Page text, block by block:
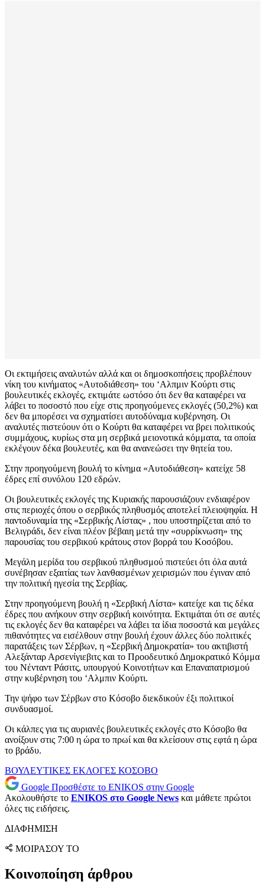
Οι εκτιμήσεις αναλυτών αλλά και οι δημοσκοπήσεις προβλέπουν
νίκη του κινήματος «Αυτοδιάθεση» του ‘Αλπμιν Κούρτι στις
βουλευτικές εκλογές, εκτιμάτε ωστόσο ότι δεν θα καταφέρει να
λάβει το ποσοστό που είχε στις προηγούμενες εκλογές (50,2%) και
δεν θα μπορέσει να σχηματίσει αυτοδύναμα κυβέρνηση. Οι
αναλυτές πιστεύουν ότι ο Κούρτι θα καταφέρει να βρει πολιτικούς
συμμάχους, κυρίως στα μη σερβικά μειονοτικά κόμματα, τα οποία
εκλέγουν δέκα βουλευτές, και θα ανανεώσει την θητεία του.
Στην προηγούμενη βουλή το κίνημα «Αυτοδιάθεση» κατείχε 58
έδρες επί συνόλου 120 εδρών.
Οι βουλευτικές εκλογές της Κυριακής παρουσιάζουν ενδιαφέρον
στις περιοχές όπου ο σερβικός πληθυσμός αποτελεί πλειοψηφία. Η
παντοδυναμία της «Σερβικής Λίστας» , που υποστηρίζεται από το
Βελιγράδι, δεν είναι πλέον βέβαιη μετά την «συρρίκνωση» της
παρουσίας του σερβικού κράτους στον βορρά του Κοσόβου.
Μεγάλη μερίδα του σερβικού πληθυσμού πιστεύει ότι όλα αυτά
συνέβησαν εξαιτίας των λανθασμένων χειρισμών που έγιναν από
την πολιτική ηγεσία της Σερβίας.
Στην προηγούμενη βουλή η «Σερβική Λίστα» κατείχε και τις δέκα
έδρες που ανήκουν στην σερβική κοινότητα. Εκτιμάται ότι σε αυτές
τις εκλογές δεν θα καταφέρει να λάβει τα ίδια ποσοστά και μεγάλες
πιθανότητες να εισέλθουν στην βουλή έχουν άλλες δύο πολιτικές
παρατάξεις των Σέρβων, η «Σερβική Δημοκρατία» του ακτιβιστή
Αλεξάνταρ Αρσενίγιεβιτς και το Προοδευτικό Δημοκρατικό Κόμμα
του Νένταντ Ράσιτς, υπουργού Κοινοτήτων και Επαναπατρισμού
στην κυβέρνηση του ‘Αλμπιν Κούρτι.
Την ψήφο των Σέρβων στο Κόσοβο διεκδικούν έξι πολιτικοί
συνδυασμοί.
Οι κάλπες για τις αυριανές βουλευτικές εκλογές στο Κόσοβο θα
ανοίξουν στις 7:00 η ώρα το πρωί και θα κλείσουν στις εφτά η ώρα
το βράδυ.
ΒΟΥΛΕΥΤΙΚΕΣ ΕΚΛΟΓΕΣ ΚΟΣΟΒΟ
Google Προσθέστε το ENIKOS στην Google
Ακολουθήστε το ENIKOS στο Google News και μάθετε πρώτοι
όλες τις ειδήσεις.
ΔΙΑΦΗΜΙΣΗ
ΜΟΙΡΑΣΟΥ ΤΟ
Κοινοποίηση άρθρου